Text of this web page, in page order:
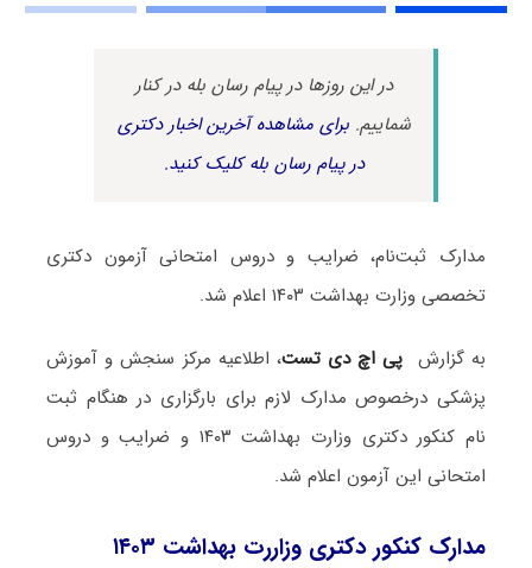
در این روزها در پیام رسان بله در کنار
شماییم.برای مشاهده آخرین اخبار دکتری
در پیام رسان بله کلیک کنید.
مدارک ثبت‌نام، ضرایب و دروس امتحانی آزمون دکتری
تخصصی وزارت بهداشت ۱۴۰۳ اعلام شد.
به گزارش پی اچ دی تست، اطلاعیه مرکز سنجش و آموزش
پزشکی درخصوص مدارک لازم برای بارگزاری در هنگام ثبت
نام کنکور دکتری وزارت بهداشت ۱۴۰۳ و ضرایب و دروس
امتحانی این آزمون اعلام شد.
مدارک کنکور دکتری وزاررت بهداشت ۱۴۰۳